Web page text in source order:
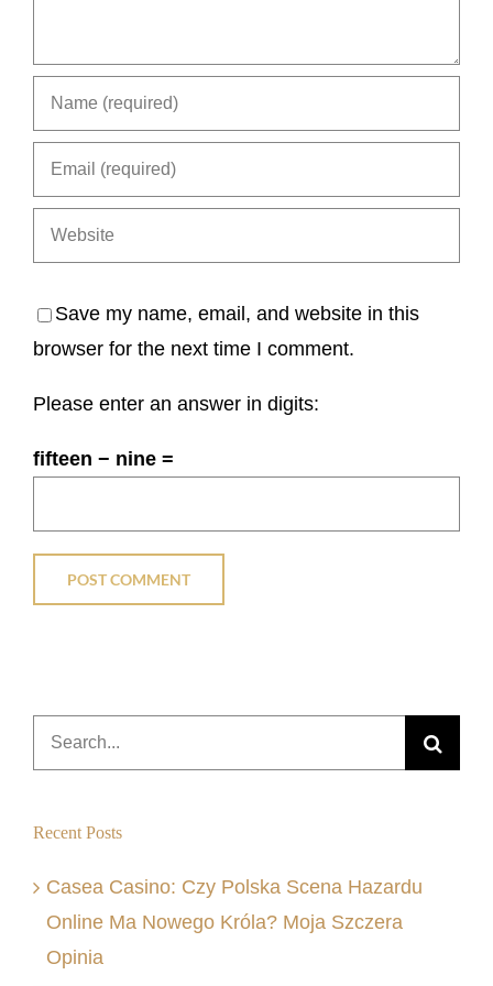
Save my name, email, and website in this
browser for the next time I comment.
Please enter an answer in digits:
fifteen − nine =
Search
for:
Recent Posts
Casea Casino: Czy Polska Scena Hazardu
Online Ma Nowego Króla? Moja Szczera
Opinia